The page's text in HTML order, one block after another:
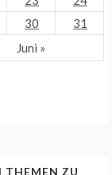
30
31
Juni »
THEMEN ZU